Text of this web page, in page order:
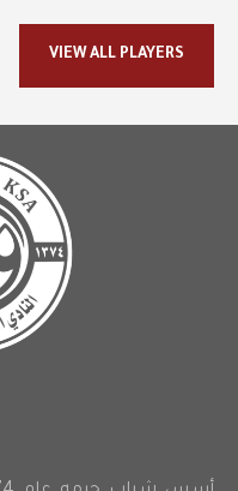
VIEW ALL PLAYERS